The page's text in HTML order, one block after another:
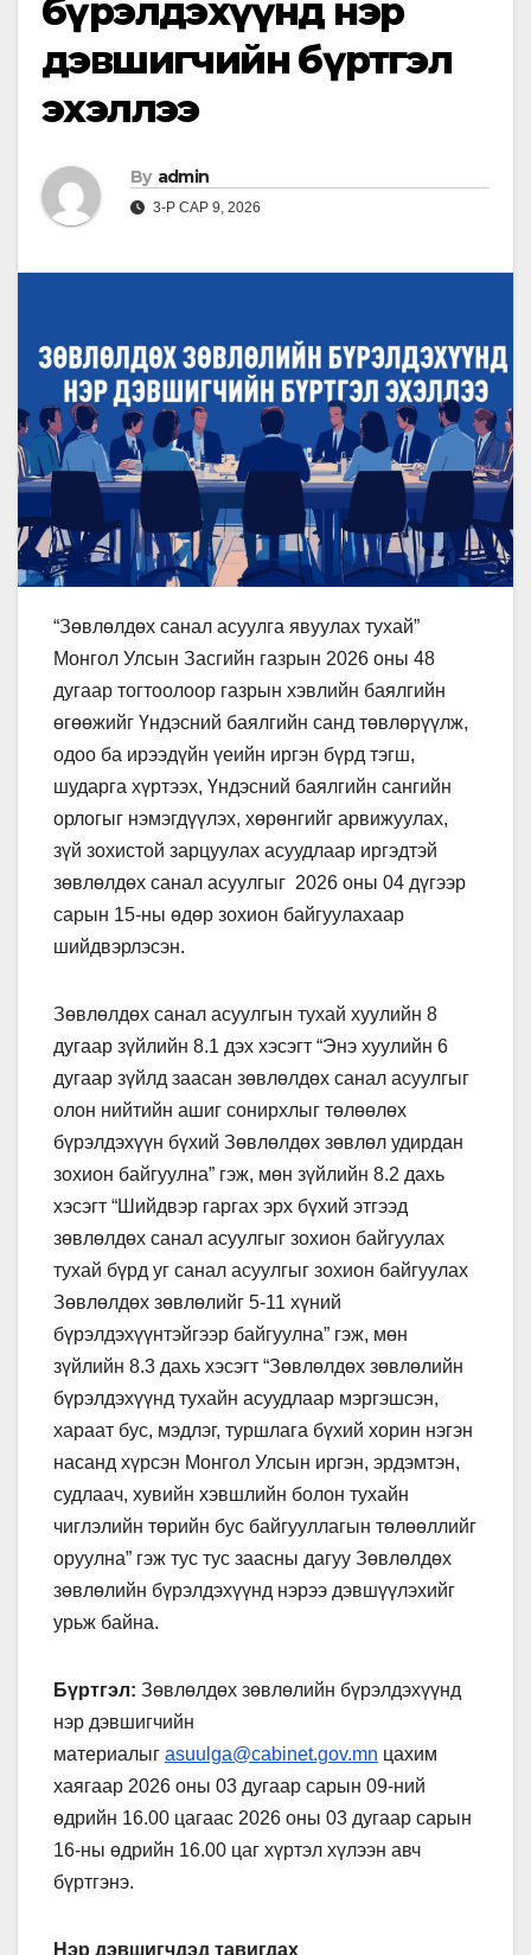
бүрэлдэхүүнд нэр
дэвшигчийн бүртгэл
эхэллээ
By admin
3-Р САР 9, 2026
“Зөвлөлдөх санал асуулга явуулах тухай”
Монгол Улсын Засгийн газрын 2026 оны 48
дугаар тогтоолоор газрын хэвлийн баялгийн
өгөөжийг Үндэсний баялгийн санд төвлөрүүлж,
одоо ба ирээдүйн үеийн иргэн бүрд тэгш,
шударга хүртээх, Үндэсний баялгийн сангийн
орлогыг нэмэгдүүлэх, хөрөнгийг арвижуулах,
зүй зохистой зарцуулах асуудлаар иргэдтэй
зөвлөлдөх санал асуулгыг 2026 оны 04 дүгээр
сарын 15-ны өдөр зохион байгуулахаар
шийдвэрлэсэн.
Зөвлөлдөх санал асуулгын тухай хуулийн 8
дугаар зүйлийн 8.1 дэх хэсэгт “Энэ хуулийн 6
дугаар зүйлд заасан зөвлөлдөх санал асуулгыг
олон нийтийн ашиг сонирхлыг төлөөлөх
бүрэлдэхүүн бүхий Зөвлөлдөх зөвлөл удирдан
зохион байгуулна” гэж, мөн зүйлийн 8.2 дахь
хэсэгт “Шийдвэр гаргах эрх бүхий этгээд
зөвлөлдөх санал асуулгыг зохион байгуулах
тухай бүрд уг санал асуулгыг зохион байгуулах
Зөвлөлдөх зөвлөлийг 5-11 хүний
бүрэлдэхүүнтэйгээр байгуулна” гэж, мөн
зүйлийн 8.3 дахь хэсэгт “Зөвлөлдөх зөвлөлийн
бүрэлдэхүүнд тухайн асуудлаар мэргэшсэн,
хараат бус, мэдлэг, туршлага бүхий хорин нэгэн
насанд хүрсэн Монгол Улсын иргэн, эрдэмтэн,
судлаач, хувийн хэвшлийн болон тухайн
чиглэлийн төрийн бус байгууллагын төлөөллийг
оруулна” гэж тус тус заасны дагуу Зөвлөлдөх
зөвлөлийн бүрэлдэхүүнд нэрээ дэвшүүлэхийг
урьж байна.
Бүртгэл: Зөвлөлдөх зөвлөлийн бүрэлдэхүүнд
нэр дэвшигчийн
материалыг asuulga@cabinet.gov.mn цахим
хаягаар 2026 оны 03 дугаар сарын 09-ний
өдрийн 16.00 цагаас 2026 оны 03 дугаар сарын
16-ны өдрийн 16.00 цаг хүртэл хүлээн авч
бүртгэнэ.
Нэр дэвшигчдэд тавигдах